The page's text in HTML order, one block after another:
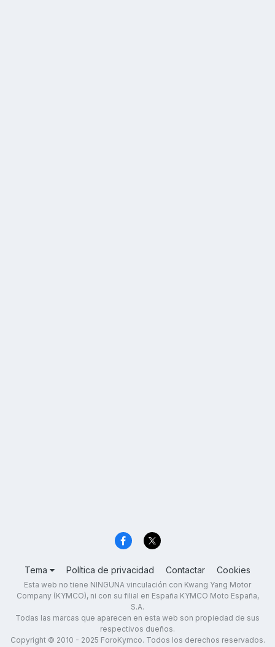
Tema Política de privacidad Contactar Cookies
Esta web no tiene NINGUNA vinculación con Kwang Yang Motor
Company (KYMCO), ni con su filial en España KYMCO Moto España,
S.A.
Todas las marcas que aparecen en esta web son propiedad de sus
respectivos dueños.
Copyright © 2010 - 2025 ForoKymco. Todos los derechos reservados.